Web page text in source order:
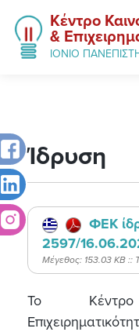
Κέντρο
&
ΙΟΝΙΟ
Ίδρυση
ΦΕΚ
2597/
Mέγεθος: 153.03 KB ::
Το